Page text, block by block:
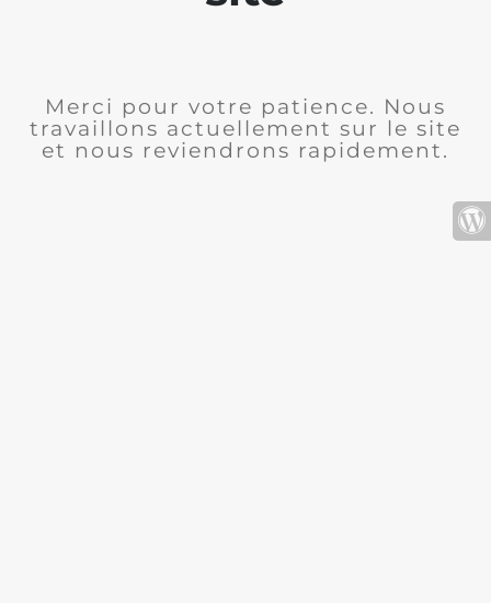
Merci pour votre patience. Nous
travaillons actuellement sur le site
et nous reviendrons rapidement.